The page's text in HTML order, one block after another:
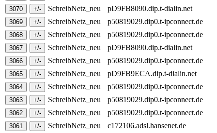
SchreibNetz_neu
pD9FB8090.dip.t-dialin.net
SchreibNetz_neu
p50819029.dip0.t-ipconnect.de
SchreibNetz_neu
p50819029.dip0.t-ipconnect.de
SchreibNetz_neu
pD9FB8090.dip.t-dialin.net
SchreibNetz_neu
p50819029.dip0.t-ipconnect.de
SchreibNetz_neu
pD9FB9ECA.dip.t-dialin.net
SchreibNetz_neu
p50819029.dip0.t-ipconnect.de
SchreibNetz_neu
p50819029.dip0.t-ipconnect.de
SchreibNetz_neu
p50819029.dip0.t-ipconnect.de
SchreibNetz_neu
c172106.adsl.hansenet.de